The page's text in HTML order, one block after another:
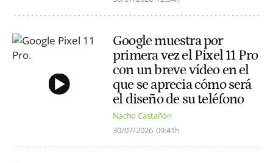
Google muestra por
primera vez el Pixel 11 Pro
con un breve vídeo en el
que se aprecia cómo será
el diseño de su teléfono
Nacho Castañón
30/07/2026 09:41h